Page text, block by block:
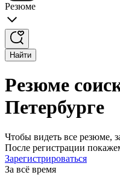
Резюме
Найти
Резюме
Петербурге
Чтобы видеть все резюме,
После регистрации
Зарегистрироваться
За всё время